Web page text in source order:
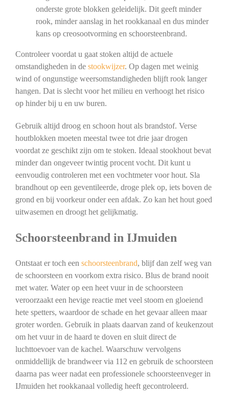
onderste grote blokken geleidelijk. Dit geeft minder
rook, minder aanslag in het rookkanaal en dus minder
kans op creosootvorming en schoorsteenbrand.
Controleer voordat u gaat stoken altijd de actuele
omstandigheden in de stookwijzer. Op dagen met weinig
wind of ongunstige weersomstandigheden blijft rook langer
hangen. Dat is slecht voor het milieu en verhoogt het risico
op hinder bij u en uw buren.
Gebruik altijd droog en schoon hout als brandstof. Verse
houtblokken moeten meestal twee tot drie jaar drogen
voordat ze geschikt zijn om te stoken. Ideaal stookhout bevat
minder dan ongeveer twintig procent vocht. Dit kunt u
eenvoudig controleren met een vochtmeter voor hout. Sla
brandhout op een geventileerde, droge plek op, iets boven de
grond en bij voorkeur onder een afdak. Zo kan het hout goed
uitwasemen en droogt het gelijkmatig.
Schoorsteenbrand in IJmuiden
Ontstaat er toch een schoorsteenbrand, blijf dan zelf weg van
de schoorsteen en voorkom extra risico. Blus de brand nooit
met water. Water op een heet vuur in de schoorsteen
veroorzaakt een hevige reactie met veel stoom en gloeiend
hete spetters, waardoor de schade en het gevaar alleen maar
groter worden. Gebruik in plaats daarvan zand of keukenzout
om het vuur in de haard te doven en sluit direct de
luchttoevoer van de kachel. Waarschuw vervolgens
onmiddellijk de brandweer via 112 en gebruik de schoorsteen
daarna pas weer nadat een professionele schoorsteenveger in
IJmuiden het rookkanaal volledig heeft gecontroleerd.